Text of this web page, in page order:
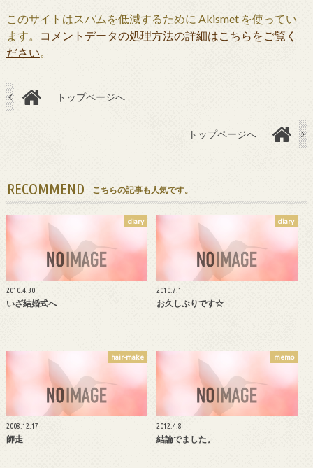
このサイトはスパムを低減するために Akismet を使ってい
ます。
コメントデータの処理方法の詳細はこちらをご覧く
ださい。
トップページへ
トップページへ
RECOMMEND こちらの記事も人気です。
diary
2010.4.30
いざ結婚式へ
diary
2010.7.1
お久しぶりです☆
hair-make
2008.12.17
師走
memo
2012.4.8
結論でました。